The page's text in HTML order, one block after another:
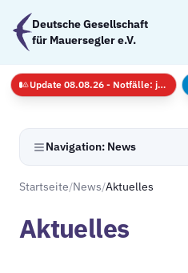
Zum Hauptinhalt springen
Deutsche Gesellschaft
für Mauersegler e.V.
Navigation: News
Startseite/News/Aktuelles
Aktuelles
Update 08.08.26 - Notfälle: